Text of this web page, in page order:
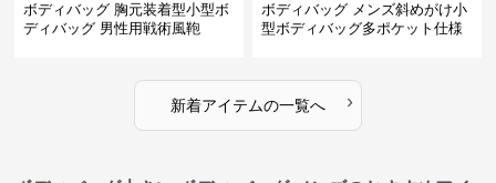
ボディバッグ 胸元装着型小型ボ
ディバッグ 男性用戦術風鞄
ボディバッグ メンズ斜めがけ小
型ボディバッグ多ポケット仕様
新着アイテムの一覧へ ›